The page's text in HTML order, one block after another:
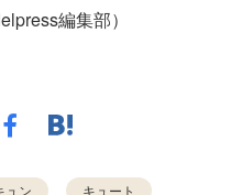
編集部）
ュン キュート